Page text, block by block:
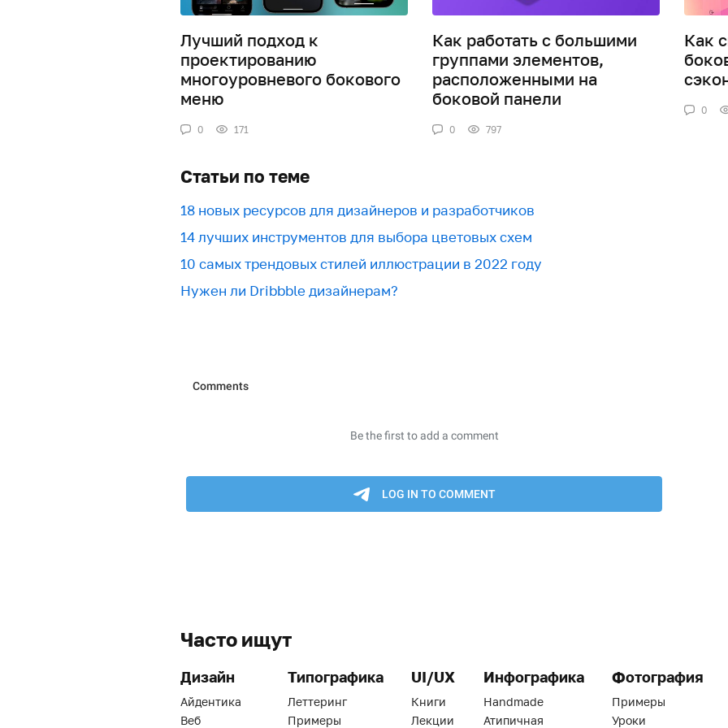
Лучший подход к
проектированию
многоуровневого бокового
меню
0 171
Как работать с большими
группами элементов,
расположенными на
боковой панели
0 797
Как
0
Статьи по теме
18 новых ресурсов для дизайнеров и разработчиков
​​14 лучших инструментов для выбора цветовых схем
10 самых трендовых стилей иллюстрации в 2022 году
Нужен ли Dribbble дизайнерам?
Часто ищут
Дизайн
Айдентика
Веб
Типографика
Леттеринг
Примеры
UI/UX
Книги
Лекции
Инфографика
Handmade
Атипичная
Фотография
Примеры
Уроки